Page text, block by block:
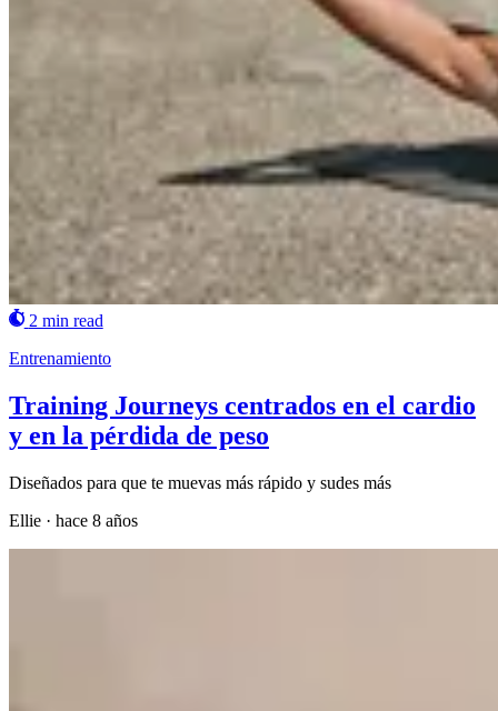
2 min read
Entrenamiento
Training Journeys centrados en el cardio
y en la pérdida de peso
Diseñados para que te muevas más rápido y sudes más
Ellie · hace 8 años